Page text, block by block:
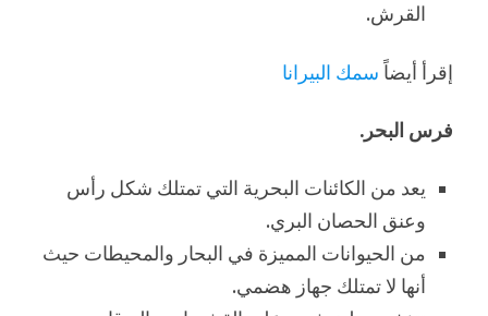
القرش.
إقرأ أيضاً سمك البيرانا
فرس البحر.
يعد من الكائنات البحرية التي تمتلك شكل رأس
وعنق الحصان البري.
من الحيوانات المميزة في البحار والمحيطات حيث
أنها لا تمتلك جهاز هضمي.